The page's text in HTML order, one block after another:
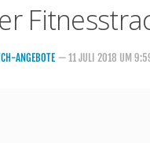
ANGEBOTE — 11 JULI 2018 UM